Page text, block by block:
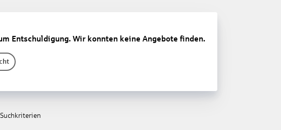
Entschuldigung. Wir konnten keine Angebote finden.